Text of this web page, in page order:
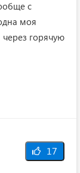
с
моя
горячую
17